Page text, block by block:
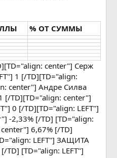
% ОТ СУММЫ
center"] Серж
1 [/TD][TD="align:
center"] Андре Силва
[/TD][TD="align: center"]
0 [/TD][TD="align: LEFT"]
-2,33% [/TD] [TD="align:
6,67% [/TD]
LEFT"] ЗАЩИТА
TD] [TD="align: LEFT"]